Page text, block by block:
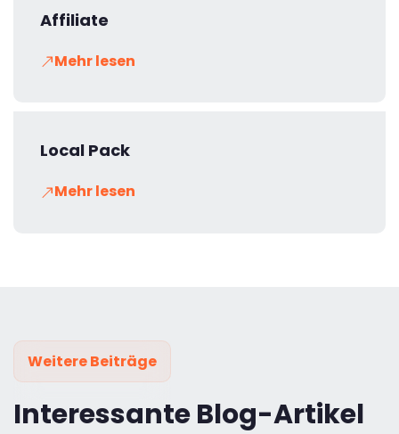
Affiliate
Mehr lesen
Local Pack
Mehr lesen
Weitere Beiträge
Interessante Blog-Artikel